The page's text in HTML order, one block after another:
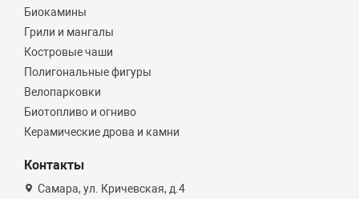
Биокамины
Грили и мангалы
Костровые чаши
Полигональные фигуры
Велопарковки
Биотопливо и огниво
Керамические дрова и камни
Контакты
Самара, ул. Кричевская, д.4